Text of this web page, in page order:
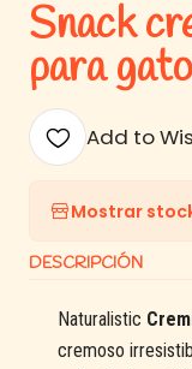
Snack
para
Add to
Mostrar
DESCRIPCIÓN
Naturalistic
cremoso